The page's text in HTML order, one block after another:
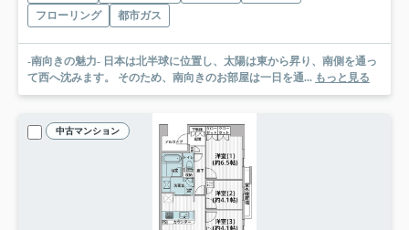
フローリング
都市ガス
-南向きの魅力- 日本は北半球に位置し、太陽は東から昇り、南側を通っ
て西へ沈みます。 そのため、南向きのお部屋は一日を通... もっと見る
中古マンション